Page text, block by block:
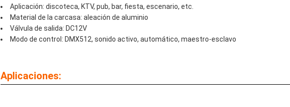
Aplicación: discoteca, KTV, pub, bar, fiesta, escenario, etc.
Material de la carcasa: aleación de aluminio
Válvula de salida: DC12V
Modo de control: DMX512, sonido activo, automático, maestro-esclavo
Aplicaciones: